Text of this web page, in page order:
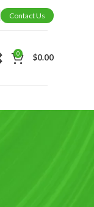
Contact Us
0 $0.00